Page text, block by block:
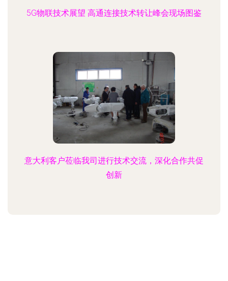
5G物联技术展望 高通连接技术转让峰会现场图鉴
意大利客户莅临我司进行技术交流，深化合作共促
创新